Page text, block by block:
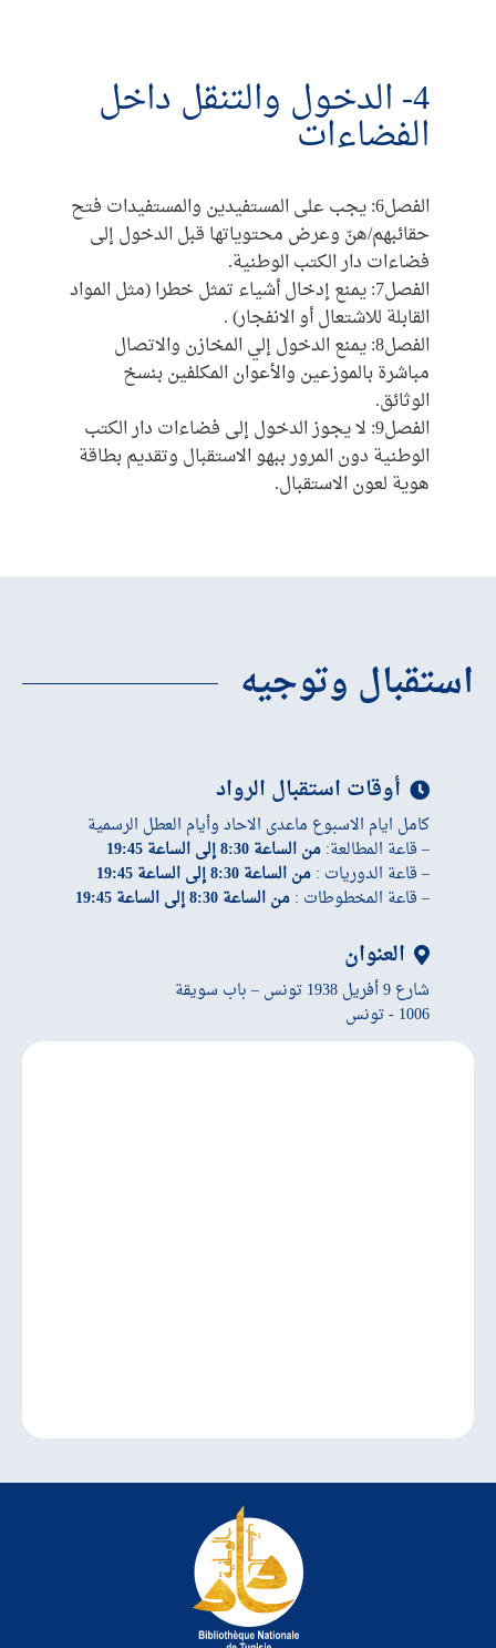
4- الدخول والتنقل داخل
الفضاءات
الفصل6: يجب على المستفيدين والمستفيدات فتح
حقائبهم/هنّ وعرض محتوياتها قبل الدخول إلى
فضاءات دار الكتب الوطنية.
الفصل7: يمنع إدخال أشياء تمثل خطرا (مثل المواد
القابلة للاشتعال أو الانفجار) .
الفصل8: يمنع الدخول إلي المخازن والاتصال
مباشرة بالموزعين والأعوان المكلفين بنسخ
الوثائق.
الفصل9: لا يجوز الدخول إلى فضاءات دار الكتب
الوطنية دون المرور ببهو الاستقبال وتقديم بطاقة
هوية لعون الاستقبال.
استقبال وتوجيه
أوقات استقبال الرواد
كامل ايام الاسبوع ماعدى الاحاد وأيام العطل الرسمية
– قاعة المطالعة:من الساعة 8:30 إلى الساعة 19:45
– قاعة الدوريات :من الساعة 8:30 إلى الساعة 19:45
– قاعة المخطوطات :من الساعة 8:30 إلى الساعة 19:45
العنوان
شارع 9 أفريل 1938 تونس – باب سويقة
1006 - تونس